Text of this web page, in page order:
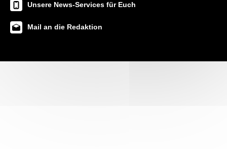
Unsere News-Services für Euch
Mail an die Redaktion